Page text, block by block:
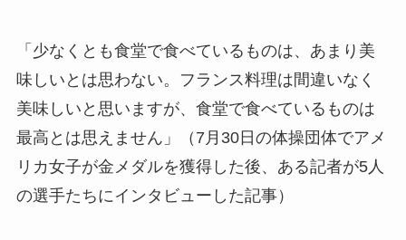
「少なくとも食堂で食べているものは、あまり美
味しいとは思わない。フランス料理は間違いなく
美味しいと思いますが、食堂で食べているものは
最高とは思えません」（7月30日の体操団体でアメ
リカ女子が金メダルを獲得した後、ある記者が5人
の選手たちにインタビューした記事）